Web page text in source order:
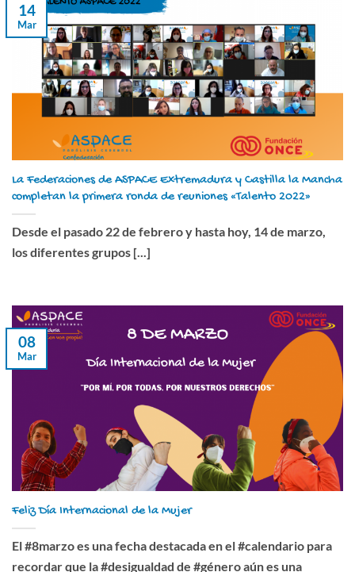
La Federaciones de ASPACE Extremadura y Castilla la Mancha
completan la primera ronda de reuniones «Talento 2022»
Desde el pasado 22 de febrero y hasta hoy, 14 de marzo,
los diferentes grupos [...]
14
Mar
Feliz Día Internacional de la Mujer
El #8marzo es una fecha destacada en el #calendario para
recordar que la #desigualdad de #género aún es una
08
Mar